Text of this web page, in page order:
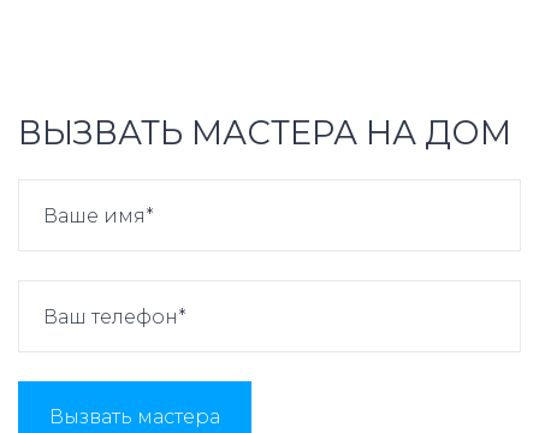
ВЫЗВАТЬ МАСТЕРА НА ДОМ
Вызвать мастера